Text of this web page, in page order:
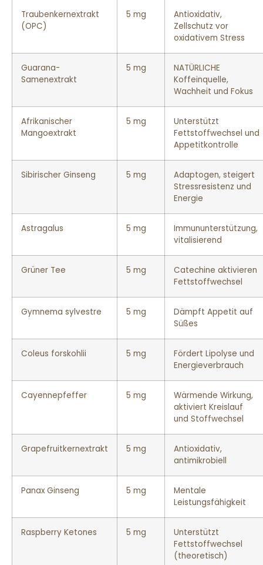
Traubenkernextrakt
(OPC)
5 mg
Antioxidativ,
Zellschutz vor
oxidativem Stress
Guarana-
Samenextrakt
5 mg
NATÜRLICHE
Koffeinquelle,
Wachheit und Fokus
Afrikanischer
Mangoextrakt
5 mg
Unterstützt
Fettstoffwechsel und
Appetitkontrolle
Sibirischer Ginseng 5 mg
Adaptogen, steigert
Stressresistenz und
Energie
Astragalus 5 mg
Immununterstützung,
vitalisierend
Grüner Tee 5 mg
Catechine aktivieren
Fettstoffwechsel
Gymnema sylvestre 5 mg
Dämpft Appetit auf
Süßes
Coleus forskohlii 5 mg
Fördert Lipolyse und
Energieverbrauch
Cayennepfeffer 5 mg
Wärmende Wirkung,
aktiviert Kreislauf
und Stoffwechsel
Grapefruitkernextrakt 5 mg
Antioxidativ,
antimikrobiell
Panax Ginseng 5 mg
Mentale
Leistungsfähigkeit
Raspberry Ketones 5 mg
Unterstützt
Fettstoffwechsel
(theoretisch)